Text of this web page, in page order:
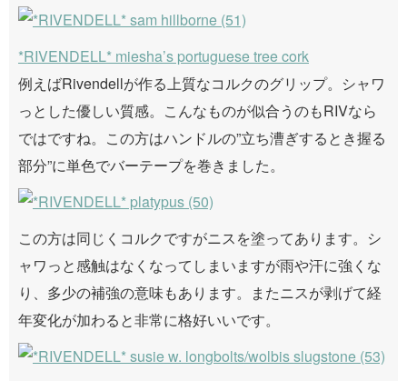
*RIVENDELL* miesha’s portuguese tree cork
例えばRivendellが作る上質なコルクのグリップ。シャワ
っとした優しい質感。こんなものが似合うのもRIVなら
ではですね。この方はハンドルの”立ち漕ぎするとき握る
部分”に単色でバーテープを巻きました。
この方は同じくコルクですがニスを塗ってあります。シ
ャワっと感触はなくなってしまいますが雨や汗に強くな
り、多少の補強の意味もあります。またニスが剥げて経
年変化が加わると非常に格好いいです。